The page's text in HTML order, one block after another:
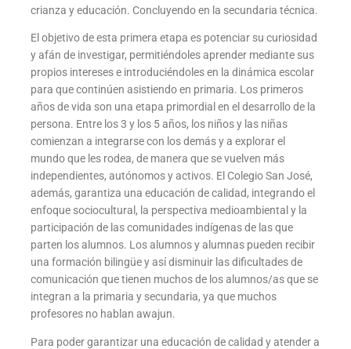
crianza y educación. Concluyendo en la secundaria técnica.
El objetivo de esta primera etapa es potenciar su curiosidad
y afán de investigar, permitiéndoles aprender mediante sus
propios intereses e introduciéndoles en la dinámica escolar
para que continúen asistiendo en primaria. Los primeros
años de vida son una etapa primordial en el desarrollo de la
persona. Entre los 3 y los 5 años, los niños y las niñas
comienzan a integrarse con los demás y a explorar el
mundo que les rodea, de manera que se vuelven más
independientes, autónomos y activos. El Colegio San José,
además, garantiza una educación de calidad, integrando el
enfoque sociocultural, la perspectiva medioambiental y la
participación de las comunidades indígenas de las que
parten los alumnos. Los alumnos y alumnas pueden recibir
una formación bilingüe y así disminuir las dificultades de
comunicación que tienen muchos de los alumnos/as que se
integran a la primaria y secundaria, ya que muchos
profesores no hablan awajun.
Para poder garantizar una educación de calidad y atender a